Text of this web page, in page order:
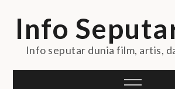
Info
Info seputar dunia film, artis,
Menu